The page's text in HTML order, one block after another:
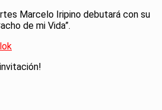
Marcelo Iripino debutará con su
de mi Vida”.